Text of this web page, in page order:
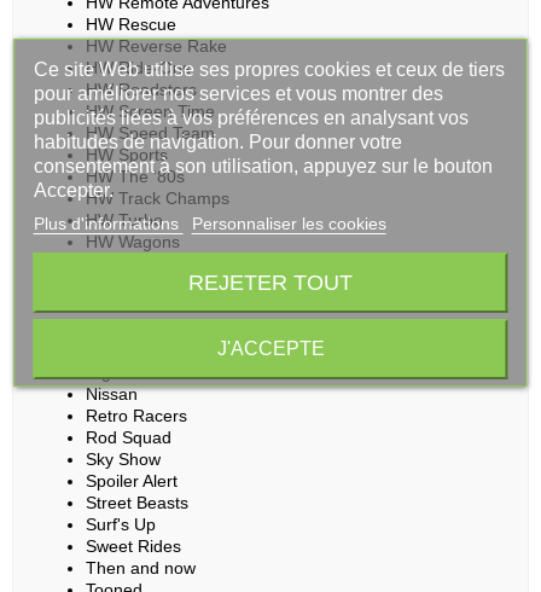
HW Rescue
HW Reverse Rake
HW Ride-Ons
HW Roadsters
HW Screen Time
HW Speed Team
HW Sports
HW The '80s
HW Track Champs
HW Turbo
HW Wagons
Motor Show
Nightburnerz
Nissan
Retro Racers
Rod Squad
Sky Show
Spoiler Alert
Street Beasts
Surf's Up
Sweet Rides
Then and now
Ce site Web utilise ses propres cookies et ceux de tiers
pour améliorer nos services et vous montrer des
publicités liées à vos préférences en analysant vos
habitudes de navigation. Pour donner votre
consentement à son utilisation, appuyez sur le bouton
Accepter.
Plus d'informations Personnaliser les cookies
REJETER TOUT
J'ACCEPTE